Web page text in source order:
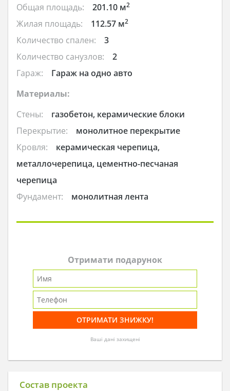
Общая площадь:
201.10 м2
Жилая площадь: 112.57 м2
Количество спален:
3
Количество санузлов:
2
Гараж:
Гараж на одно авто
Материалы:
Стены:
газобетон, керамические блоки
Перекрытие:
монолитное перекрытие
Кровля:
керамическая черепица,
металлочерепица, цементно-песчаная
черепица
Фундамент:
монолитная лента
Отримати подарунок
Ваші дані захищені
Состав проекта